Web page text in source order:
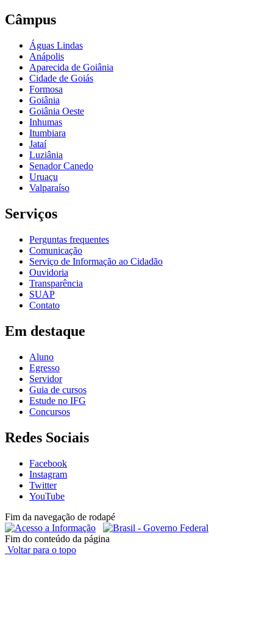
Câmpus
Águas Lindas
Anápolis
Aparecida de Goiânia
Cidade de Goiás
Formosa
Goiânia
Goiânia Oeste
Inhumas
Itumbiara
Jataí
Luziânia
Senador Canedo
Uruaçu
Valparaíso
Serviços
Perguntas frequentes
Comunicação
Serviço de Informação ao Cidadão
Ouvidoria
Transparência
SUAP
Contato
Em destaque
Aluno
Egresso
Servidor
Guia de cursos
Estude no IFG
Concursos
Redes Sociais
Facebook
Instagram
Twitter
YouTube
Fim da navegação de rodapé
Fim do conteúdo da página
Voltar para o topo